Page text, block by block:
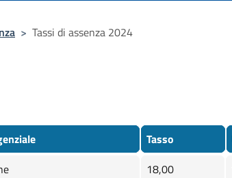
> Tassi di assenza 2024
Tasso
18,00